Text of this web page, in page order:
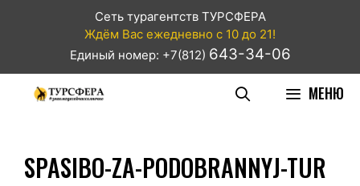
Сеть турагентств ТУРСФЕРА
Ждём Вас ежедневно с 10 до 21!
Единый номер: +7(812) 643-34-06
МЕНЮ
SPASIBO-ZA-PODOBRANNYJ-TUR